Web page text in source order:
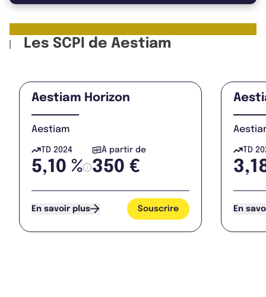
Les SCPI de Aestiam
Aestiam Horizon
Aestiam
TD 2024
5,10 %
À partir de
350 €
En savoir plus Souscrire
TD
En